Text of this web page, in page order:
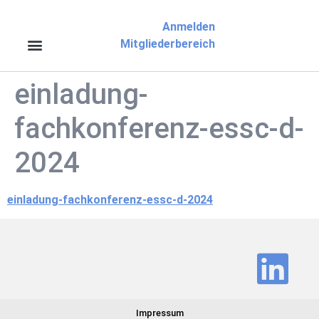
Anmelden
Mitgliederbereich
einladung-
fachkonferenz-essc-d-
2024
einladung-fachkonferenz-essc-d-2024
Impressum